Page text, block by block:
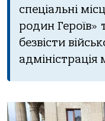
спеціальні
родин Героїв»
безвісти
адміністрація